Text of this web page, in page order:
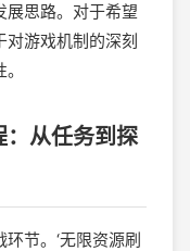
展思路。对于希望
对游戏机制的深刻
：从任务到探
节。‘无限资源刷